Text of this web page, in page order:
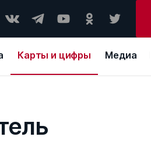
Карты и цифры Медиа